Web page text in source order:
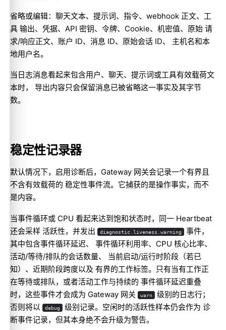
省略或编辑：聊天文本、提示词、指令、webhook 正文、工
具 输出、凭据、API 密钥、令牌、Cookie、机密值、原始 请
求/响应正文、账户 ID、消息 ID、原始会话 ID、 主机名和本
地用户名。
当日志消息看起来包含用户、聊天、提示词或工具有效载荷文
本时， 导出内容只会保留消息已被省略这一事实及其字节
数。
稳定性记录器
默认情况下，启用诊断后，Gateway 网关会记录一个有界且
不含有效载荷的 稳定性事件流。它捕获的是操作事实，而不
是内容。
当事件循环或 CPU 看起来达到饱和状态时，同一 Heartbeat
还会采样 活跃性，并发出
diagnostic.liveness.warning 事件，
其中包含事件循环延迟、 事件循环利用率、CPU 核心比率、
活动/等待/排队的会话数量、 当前启动/运行时阶段（若已
知）、近期阶段跨度以及 有界的工作标签。只有当有工作正
在等待或排队，或者活动工作与持续的 事件循环延迟重叠
时，这些事件才会成为 Gateway 网关
warn 级别的日志行；
否则将以
debug 级别记录。空闲时的活跃性样本仍会作为 诊
断事件记录，但其本身绝不会升级为警告。